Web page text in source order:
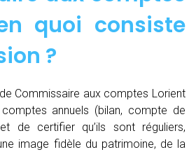
n quoi consiste
?
Commissaire aux comptes Lorient
annuels (bilan, compte de
de certifier qu’ils sont réguliers,
image fidèle du patrimoine, de la